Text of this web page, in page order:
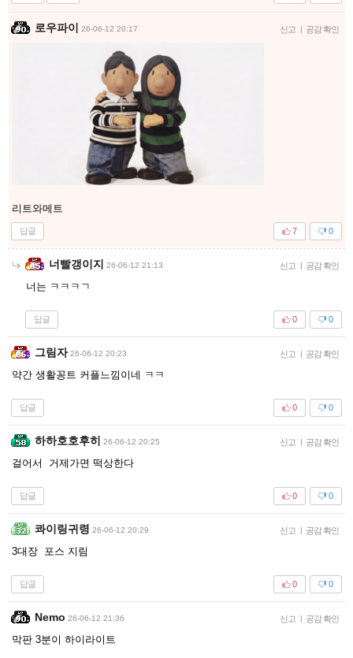
로우파이 26-06-12 20:17 신고 공감 확인
리트와메트
답글 0
7
너빨갱이지 26-06-12 21:13 신고 | 공감 확인
너는 ㅋㅋㅋㄱ
답글 0
0
그림자 26-06-12 20:23 신고 | 공감 확인
약간 생활꽁트 커플느낌이네 ㅋㅋ
답글 0
0
하하호호후히 26-06-12 20:25 신고 | 공감 확인
걸어서 거제가면 떡상한다
답글 0
0
콰이링귀령 26-06-12 20:29 신고 | 공감 확인
3대장 포스 지림
답글 0
0
Nemo 26-06-12 21:36 신고 | 공감 확인
막판 3분이 하이라이트